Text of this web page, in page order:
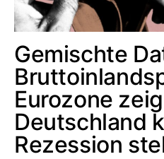
Gemischte
Eurozone
Deutschland
Rezession